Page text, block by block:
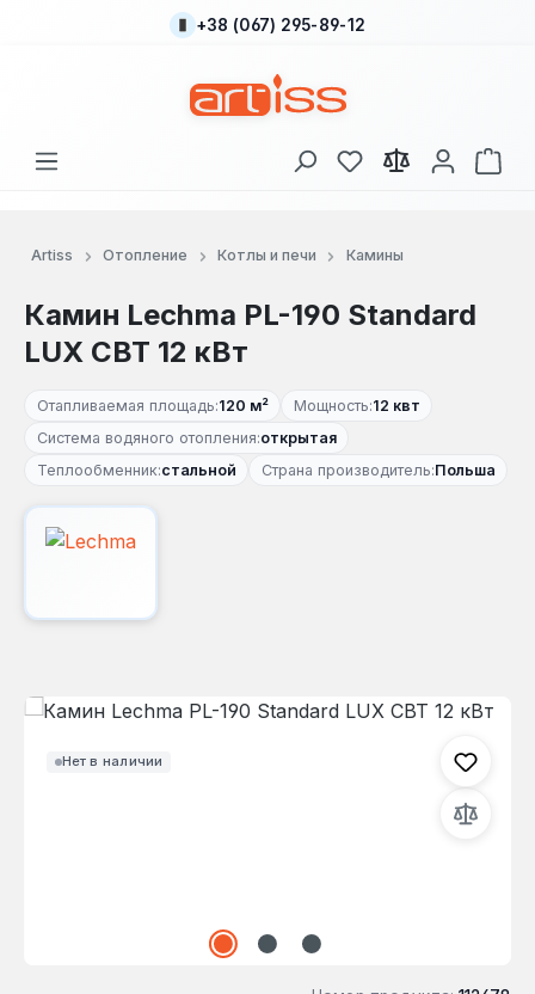
Перейти к основному содержанию
+38 (067) 295-89-12
У вас есть товары
В
Artiss Отопление Котлы и печи Камины
Камин Lechma PL-190 Standard
LUX СВТ 12 кВт
Отапливаемая площадь:120 м² Мощность:12 квт
Система водяного отопления:открытая
Теплообменник:стальной Страна производитель:Польша
Нет в наличии
Пропустить галерею изображений